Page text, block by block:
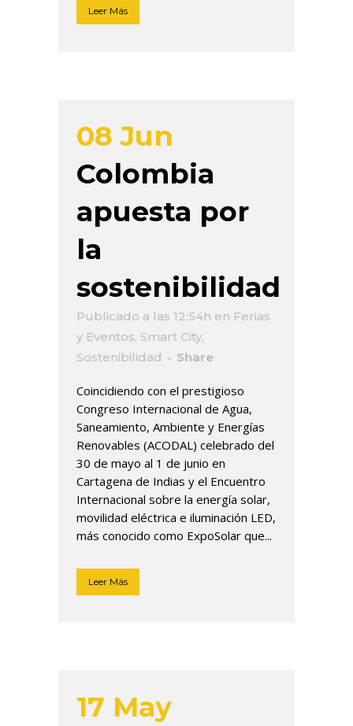
Leer Más
08 Jun
Colombia
apuesta por
la
sostenibilidad
Publicado a las 12:54h en Ferias
y Eventos, Smart City,
Sostenibilidad
Share
Coincidiendo con el prestigioso
Congreso Internacional de Agua,
Saneamiento, Ambiente y Energías
Renovables (ACODAL) celebrado del
30 de mayo al 1 de junio en
Cartagena de Indias y el Encuentro
Internacional sobre la energía solar,
movilidad eléctrica e iluminación LED,
más conocido como ExpoSolar que...
Leer Más
17 May